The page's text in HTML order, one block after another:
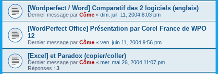
[Wordperfect / Word] Comparatif des 2 logiciels (anglais)
Dernier message par Côme « dim. juil. 11, 2004 8:03 pm
[WordPerfect Office] Présentation par Corel France de WPO
12
Dernier message par Côme « ven. juin 11, 2004 9:56 pm
[Excel] et Paradox (copier/coller)
Dernier message par Côme « mer. mai 26, 2004 11:07 pm
Réponses : 3